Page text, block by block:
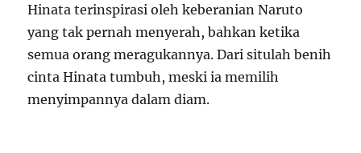
Hinata terinspirasi oleh keberanian Naruto
yang tak pernah menyerah, bahkan ketika
semua orang meragukannya. Dari situlah benih
cinta Hinata tumbuh, meski ia memilih
menyimpannya dalam diam.